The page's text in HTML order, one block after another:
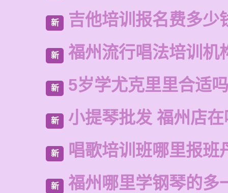
新 吉他培训报名费多少
新 福州流行唱法培训机
新 5岁学尤克里里合适吗
新 小提琴批发 福州店
新 唱歌培训班哪里报班
新 福州哪里学钢琴的多